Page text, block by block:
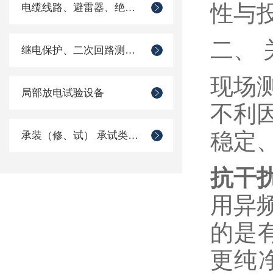
电缆线路、避雷器、绝缘子测试仪器
继电保护、二次回路测试仪器
局部放电试验设备
承装（修、试） 承试类仪器
性与
二、
现场
不利
稳定
抗干
用异
的是
更纯